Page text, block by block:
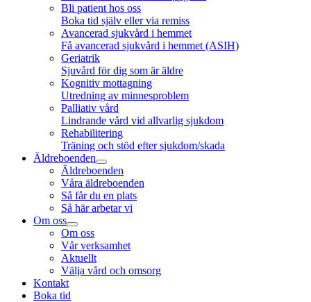
Bli patient hos oss
Boka tid själv eller via remiss
Avancerad sjukvård i hemmet
Få avancerad sjukvård i hemmet (ASIH)
Geriatrik
Sjuvård för dig som är äldre
Kognitiv mottagning
Utredning av minnesproblem
Palliativ vård
Lindrande vård vid allvarlig sjukdom
Rehabilitering
Träning och stöd efter sjukdom/skada
Äldreboenden
Äldreboenden
Våra äldreboenden
Så får du en plats
Så här arbetar vi
Om oss
Om oss
Vår verksamhet
Aktuellt
Välja vård och omsorg
Kontakt
Boka tid